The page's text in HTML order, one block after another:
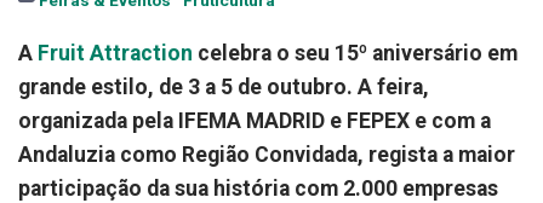
A Fruit Attraction celebra o seu 15º aniversário em
grande estilo, de 3 a 5 de outubro. A feira,
organizada pela IFEMA MADRID e FEPEX e com a
Andaluzia como Região Convidada, regista a maior
participação da sua história com 2.000 empresas